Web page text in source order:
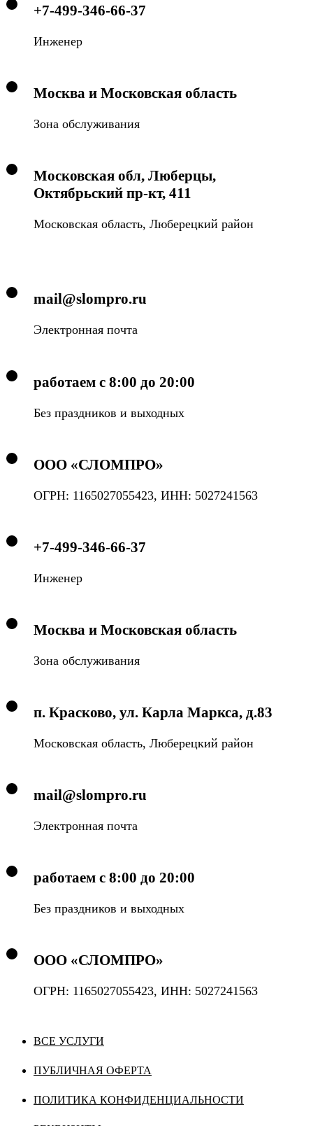
+7-499-346-66-37
Инженер
Москва и Московская область
Зона обслуживания
Московская обл, Люберцы,
Октябрьский пр-кт, 411
Московская область, Люберецкий район
mail@slompro.ru
Электронная почта
работаем с 8:00 до 20:00
Без праздников и выходных
ООО «СЛОМПРО»
ОГРН: 1165027055423, ИНН: 5027241563
+7-499-346-66-37
Инженер
Москва и Московская область
Зона обслуживания
п. Красково, ул. Карла Маркса, д.83
Московская область, Люберецкий район
mail@slompro.ru
Электронная почта
работаем с 8:00 до 20:00
Без праздников и выходных
ООО «СЛОМПРО»
ОГРН: 1165027055423, ИНН: 5027241563
ВСЕ УСЛУГИ
ПУБЛИЧНАЯ ОФЕРТА
ПОЛИТИКА КОНФИДЕНЦИАЛЬНОСТИ